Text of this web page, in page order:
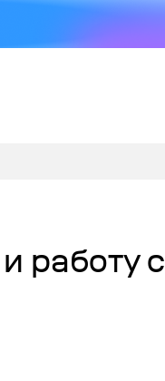
работу с